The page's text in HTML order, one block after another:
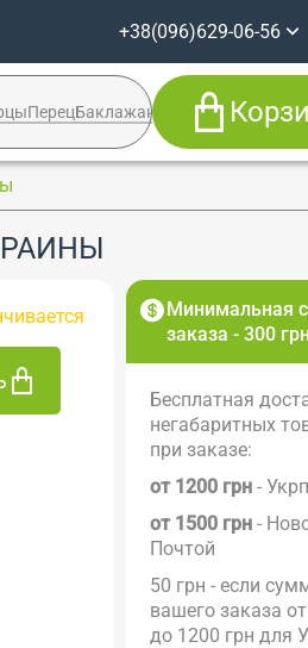
+38(096)629-06-56
Viber
ПерецБаклажан Кабачок Syngenta
Минимальная
заказа - 300 грн
Бесплатная
негабаритных
при заказе:
от 1200 грн -
от 1500 грн -
Почтой
50 грн - если
вашего заказа
до 1200 грн для